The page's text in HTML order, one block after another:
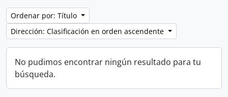
Ordenar por: Título
Dirección: Clasificación en orden ascendente
No pudimos encontrar ningún resultado para tu
búsqueda.